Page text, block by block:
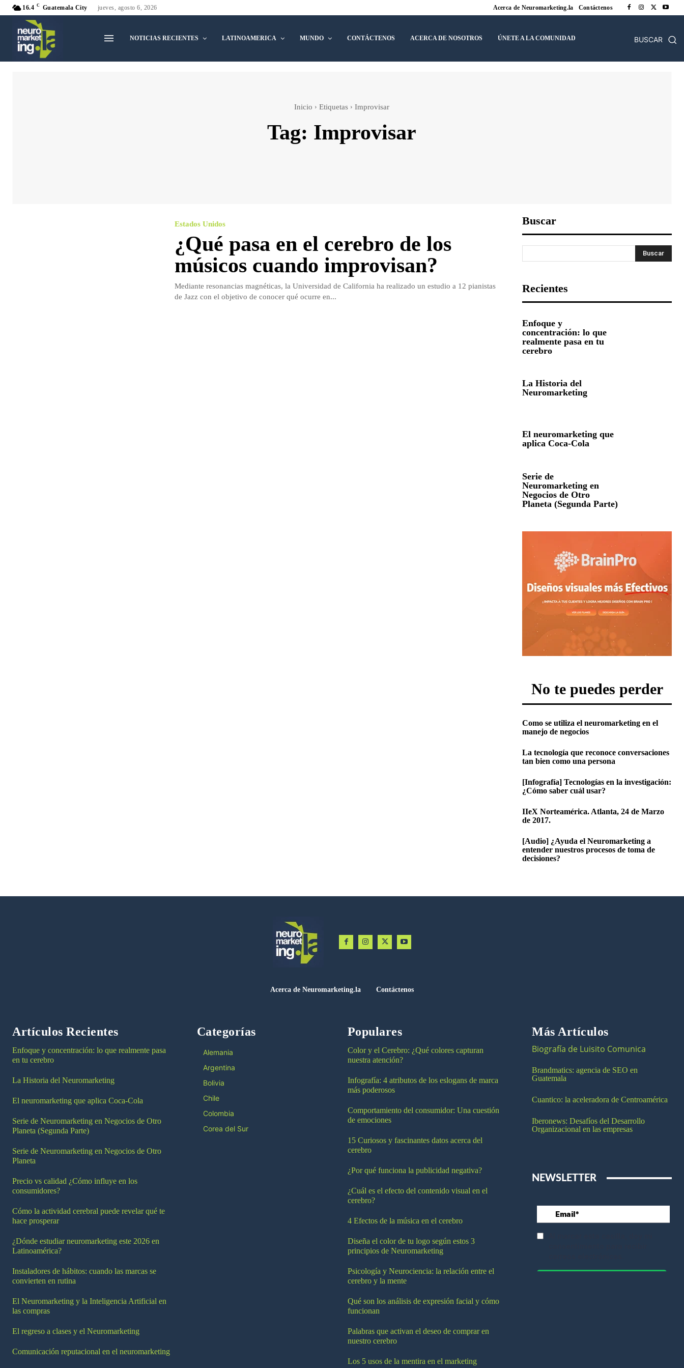
16.4 C Guatemala City jueves, agosto 6, 2026 Acerca de Neuromarketing.la Contáctenos
NOTICIAS RECIENTES LATINOAMERICA MUNDO CONTÁCTENOS ACERCA DE NOSOTROS ÚNETE A LA COMUNIDAD BUSCAR
Inicio Etiquetas Improvisar
Tag: Improvisar
Estados Unidos
¿Qué pasa en el cerebro de los
músicos cuando improvisan?
Mediante resonancias magnéticas, la Universidad de California ha realizado un estudio a 12 pianistas
de Jazz con el objetivo de conocer qué ocurre en...
Buscar
Buscar
Recientes
Enfoque y
concentración: lo que
realmente pasa en tu
cerebro
La Historia del
Neuromarketing
El neuromarketing que
aplica Coca-Cola
Serie de
Neuromarketing en
Negocios de Otro
Planeta (Segunda Parte)
No te puedes perder
Como se utiliza el neuromarketing en el
manejo de negocios
La tecnología que reconoce conversaciones
tan bien como una persona
[Infografía] Tecnologías en la investigación:
¿Cómo saber cuál usar?
IIeX Norteamérica. Atlanta, 24 de Marzo
de 2017.
[Audio] ¿Ayuda el Neuromarketing a
entender nuestros procesos de toma de
decisiones?
Acerca de Neuromarketing.la Contáctenos
Artículos Recientes
Enfoque y concentración: lo que realmente pasa
en tu cerebro
La Historia del Neuromarketing
El neuromarketing que aplica Coca-Cola
Serie de Neuromarketing en Negocios de Otro
Planeta (Segunda Parte)
Serie de Neuromarketing en Negocios de Otro
Planeta
Precio vs calidad ¿Cómo influye en los
consumidores?
Cómo la actividad cerebral puede revelar qué te
hace prosperar
¿Dónde estudiar neuromarketing este 2026 en
Latinoamérica?
Instaladores de hábitos: cuando las marcas se
convierten en rutina
El Neuromarketing y la Inteligencia Artificial en
las compras
El regreso a clases y el Neuromarketing
Comunicación reputacional en el neuromarketing
Categorías
Alemania
Argentina
Bolivia
Chile
Colombia
Corea del Sur
Populares
Color y el Cerebro: ¿Qué colores capturan
nuestra atención?
Infografía: 4 atributos de los eslogans de marca
más poderosos
Comportamiento del consumidor: Una cuestión
de emociones
15 Curiosos y fascinantes datos acerca del
cerebro
¿Por qué funciona la publicidad negativa?
¿Cuál es el efecto del contenido visual en el
cerebro?
4 Efectos de la música en el cerebro
Diseña el color de tu logo según estos 3
principios de Neuromarketing
Psicología y Neurociencia: la relación entre el
cerebro y la mente
Qué son los análisis de expresión facial y cómo
funcionan
Palabras que activan el deseo de comprar en
nuestro cerebro
Los 5 usos de la mentira en el marketing
Más Artículos
Biografía de Luisito Comunica
Brandmatics: agencia de SEO en
Guatemala
Cuantico: la aceleradora de Centroamérica
Iberonews: Desafíos del Desarrollo
Organizacional en las empresas
NEWSLETTER